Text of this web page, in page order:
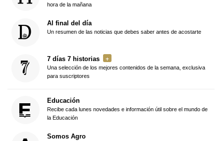
hora de la mañana
Al final del día
Un resumen de las noticias que debes saber antes de acostarte
7 días 7 historias
Una selección de los mejores contenidos de la semana, exclusiva
para suscriptores
Educación
Recibe cada lunes novedades e información útil sobre el mundo de
la Educación
Somos Agro